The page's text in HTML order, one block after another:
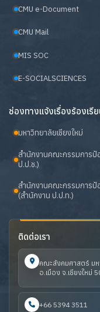
CMU e-Document
CMU Mail
MIS SOC
E-SOCIALSCIENCES
ช่องทางแจ้งเรื่องร้องเรี
มหาวิทยาลัยเชียงใหม่
สำนักงานคณะกรรมการป้
ป.ป.ช.)
สำนักงานคณะกรรมการป้
(สำนักงาน ป.ป.ท.)
ติดต่อเรา
คณะสังคมศาสตร์ มห
อ.เมือง จ.เชียงใหม่
+66 5394 3511